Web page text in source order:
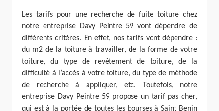
Les tarifs pour une recherche de fuite toiture chez
notre entreprise Davy Peintre 59 vont dépendre de
différents critères. En effet, nos tarifs vont dépendre :
du m2 de la toiture à travailler, de la forme de votre
toiture, du type de revêtement de toiture, de la
difficulté à l’accès à votre toiture, du type de méthode
de recherche à appliquer, etc. Toutefois, notre
entreprise Davy Peintre 59 propose un tarif pas cher,
qui est à la portée de toutes les bourses à Saint Benin